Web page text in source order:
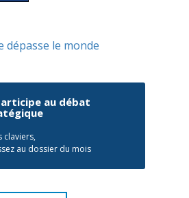
dépasse le monde
au débat
claviers,
au dossier du mois